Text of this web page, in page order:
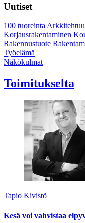
Uutiset
100 tuoreinta
Korjausrakentaminen
Rakennustuote
Työelämä
Näkökulmat
Toimitukselta
Tapio Kivistö
Kesä voi vahvistaa